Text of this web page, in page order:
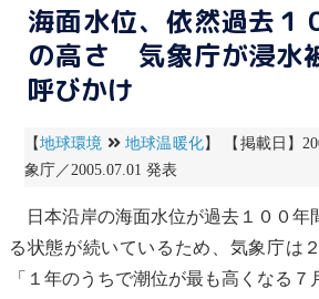
海面水位、依然過去１
の高さ 気象庁が浸水
呼びかけ
【地球環境 地球温暖化】 【掲載日】
象庁／2005.07.01 発表
日本沿岸の海面水位が過去１００年
る状態が続いているため、気象庁は
「１年のうちで潮位が最も高くなる